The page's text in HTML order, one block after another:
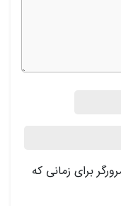
برای زمانی که